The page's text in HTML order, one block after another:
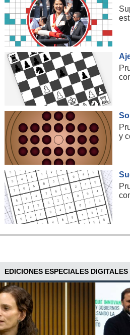
y
EDICIONES ESPECIALES DIGITALES